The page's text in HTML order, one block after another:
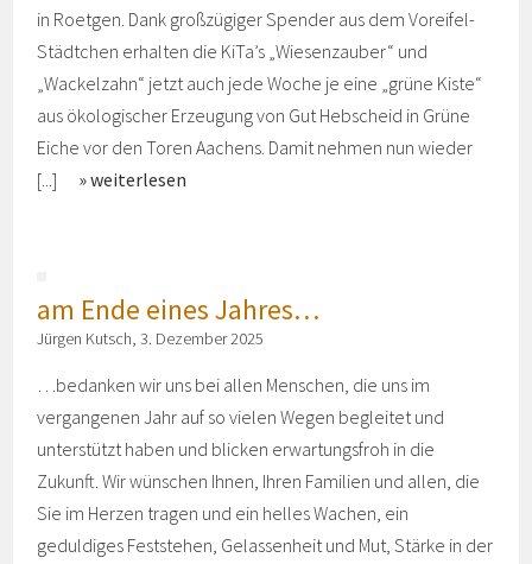
in Roetgen. Dank großzügiger Spender aus dem Voreifel-
Städtchen erhalten die KiTa’s „Wiesenzauber“ und
„Wackelzahn“ jetzt auch jede Woche je eine „grüne Kiste“
aus ökologischer Erzeugung von Gut Hebscheid in Grüne
Eiche vor den Toren Aachens. Damit nehmen nun wieder
[...]
weiterlesen
am Ende eines Jahres…
Jürgen Kutsch, 3. Dezember 2025
…bedanken wir uns bei allen Menschen, die uns im
vergangenen Jahr auf so vielen Wegen begleitet und
unterstützt haben und blicken erwartungsfroh in die
Zukunft. Wir wünschen Ihnen, Ihren Familien und allen, die
Sie im Herzen tragen und ein helles Wachen, ein
geduldiges Feststehen, Gelassenheit und Mut, Stärke in der